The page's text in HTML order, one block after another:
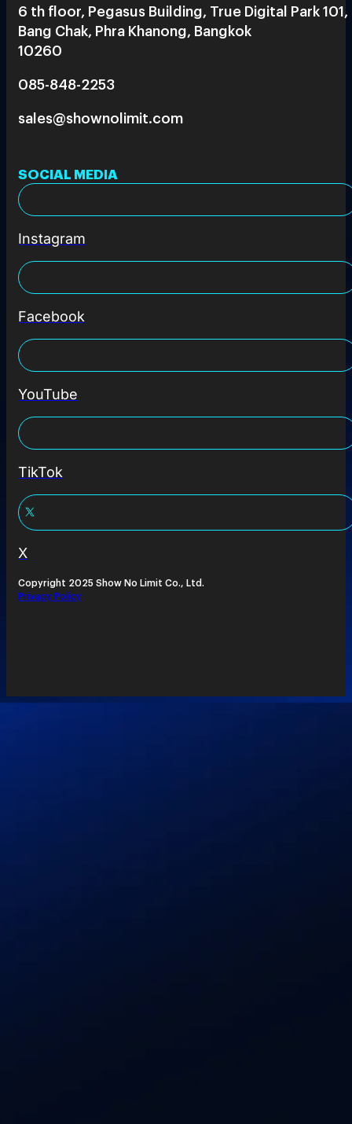
6 th floor, Pegasus Building, True Digital Park 101,
Bang Chak, Phra Khanong, Bangkok
10260
085-848-2253
sales@shownolimit.com
SOCIAL MEDIA
Instagram
Facebook
YouTube
TikTok
X
Copyright 2025 Show No Limit Co., Ltd.
Privacy Policy